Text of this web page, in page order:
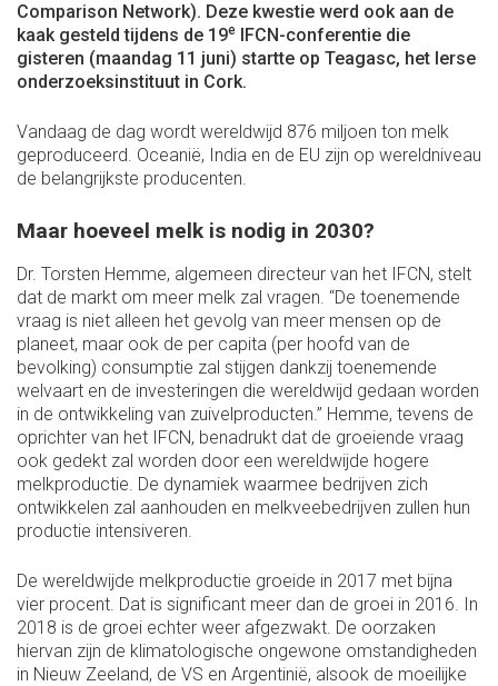
Comparison Network). Deze kwestie werd ook aan de
kaak gesteld tijdens de 19e IFCN-conferentie die
gisteren (maandag 11 juni) startte op Teagasc, het Ierse
onderzoeksinstituut in Cork.
Vandaag de dag wordt wereldwijd 876 miljoen ton melk
geproduceerd. Oceanië, India en de EU zijn op wereldniveau
de belangrijkste producenten.
Maar hoeveel melk is nodig in 2030?
Dr. Torsten Hemme, algemeen directeur van het IFCN, stelt
dat de markt om meer melk zal vragen. “De toenemende
vraag is niet alleen het gevolg van meer mensen op de
planeet, maar ook de per capita (per hoofd van de
bevolking) consumptie zal stijgen dankzij toenemende
welvaart en de investeringen die wereldwijd gedaan worden
in de ontwikkeling van zuivelproducten.” Hemme, tevens de
oprichter van het IFCN, benadrukt dat de groeiende vraag
ook gedekt zal worden door een wereldwijde hogere
melkproductie. De dynamiek waarmee bedrijven zich
ontwikkelen zal aanhouden en melkveebedrijven zullen hun
productie intensiveren.
De wereldwijde melkproductie groeide in 2017 met bijna
vier procent. Dat is significant meer dan de groei in 2016. In
2018 is de groei echter weer afgezwakt. De oorzaken
hiervan zijn de klimatologische ongewone omstandigheden
in Nieuw Zeeland, de VS en Argentinië, alsook de moeilijke